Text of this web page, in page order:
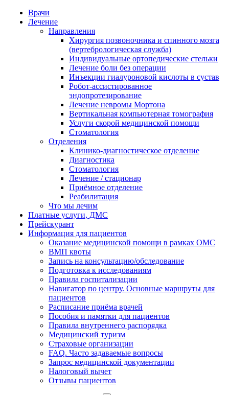
Врачи
Лечение
Направления
Хирургия позвоночника и спинного мозга
(вертебрологическая служба)
Индивидуальные ортопедические стельки
Лечение боли без операции
Инъекции гиалуроновой кислоты в сустав
Робот-ассистированное
эндопротезирование
Лечение невромы Мортона
Вертикальная компьютерная томография
Услуги скорой медицинской помощи
Стоматология
Отделения
Клинико-диагностическое отделение
Диагностика
Стоматология
Лечение / стационар
Приёмное отделение
Реабилитация
Что мы лечим
Платные услуги, ДМС
Прейскурант
Информация для пациентов
Оказание медицинской помощи в рамках ОМС
ВМП квоты
Запись на консультацию/обследование
Подготовка к исследованиям
Правила госпитализации
Навигатор по центру. Основные маршруты для
пациентов
Расписание приёма врачей
Пособия и памятки для пациентов
Правила внутреннего распорядка
Медицинский туризм
Страховые организации
FAQ. Часто задаваемые вопросы
Запрос медицинской документации
Налоговый вычет
Отзывы пациентов